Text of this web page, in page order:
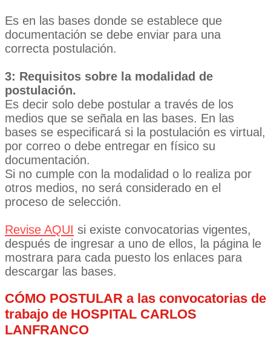
Es en las bases donde se establece que
documentación se debe enviar para una
correcta postulación.
3: Requisitos sobre la modalidad de
postulación.
Es decir solo debe postular a través de los
medios que se señala en las bases. En las
bases se especificará si la postulación es virtual,
por correo o debe entregar en físico su
documentación.
Si no cumple con la modalidad o lo realiza por
otros medios, no será considerado en el
proceso de selección.
Revise AQUI si existe convocatorias vigentes,
después de ingresar a uno de ellos, la página le
mostrara para cada puesto los enlaces para
descargar las bases.
CÓMO POSTULAR a las convocatorias de
trabajo de HOSPITAL CARLOS
LANFRANCO